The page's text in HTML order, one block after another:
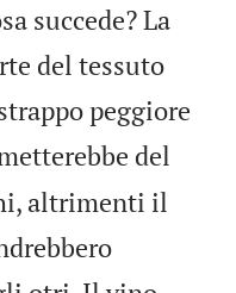
succede? La
del tessuto
peggiore
del
altrimenti il